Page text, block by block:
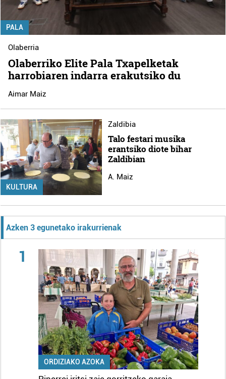
PALA
Olaberria
Olaberriko Elite Pala Txapelketak
harrobiaren indarra erakutsiko du
Aimar Maiz
KULTURA
Zaldibia
Talo festari musika
erantsiko diote bihar
Zaldibian
A. Maiz
Azken 3 egunetako irakurrienak
1
ORDIZIAKO AZOKA